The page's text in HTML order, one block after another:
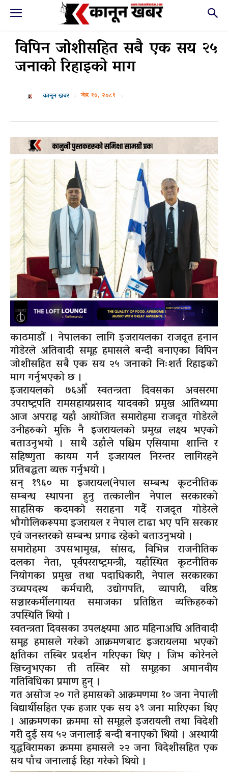
विपिन जोशीसहित सबै एक सय २५
जनाको रिहाइको माग
कानून खबर जेष्ठ १७, २०८१
काठमाडौं । नेपालका लागि इजरायलका राजदूत हनान
गोडेरले अतिवादी समूह हमासले बन्दी बनाएका विपिन
जोशीसहित सबै एक सय २५ जनाको निःशर्त रिहाइको
माग गर्नुभएको छ ।
इजरायलको ७६औँ स्वतन्त्रता दिवसका अवसरमा
उपराष्ट्रपति रामसहायप्रसाद यादवको प्रमुख आतिथ्यमा
आज अपराह्न यहाँ आयोजित समारोहमा राजदूत गोडेरले
उनीहरुको मुक्ति नै इजरायलको प्रमुख लक्ष्य भएको
बताउनुभयो । साथै उहाँले पश्चिम एसियामा शान्ति र
सहिष्णुता कायम गर्न इजरायल निरन्तर लागिरहने
प्रतिबद्धता व्यक्त गर्नुभयो ।
सन् १९६० मा इजरायल(नेपाल सम्बन्ध कूटनीतिक
सम्बन्ध स्थापना हुनु तत्कालीन नेपाल सरकारको
साहसिक कदमको सराहना गर्दै राजदूत गोडेरले
भौगोलिकरूपमा इजरायल र नेपाल टाढा भए पनि सरकार
एवं जनस्तरको सम्बन्ध प्रगाढ रहेको बताउनुभयो ।
समारोहमा उपसभामुख, सांसद, विभिन्न राजनीतिक
दलका नेता, पूर्वपरराष्ट्रमन्त्री, यहाँस्थित कूटनीतिक
नियोगका प्रमुख तथा पदाधिकारी, नेपाल सरकारका
उच्चपदस्थ कर्मचारी, उद्योगपति, व्यापारी, वरिष्ठ
सञ्चारकर्मीलगायत समाजका प्रतिष्ठित व्यक्तिहरुको
उपस्थिति थियो ।
स्वतन्त्रता दिवसका उपलक्ष्यमा आठ महिनाअघि अतिवादी
समूह हमासले गरेको आक्रमणबाट इजरायलमा भएको
क्षतिका तस्बिर प्रदर्शन गरिएका थिए । जिभ कोरेनले
खिच्नुभएका ती तस्बिर सो समूहका अमानवीय
गतिविधिका प्रमाण हुन् ।
गत असोज २० गते हमासको आक्रमणमा १० जना नेपाली
विद्यार्थीसहित एक हजार एक सय ३९ जना मारिएका थिए
। आक्रमणका क्रममा सो समूहले इजरायली तथा विदेशी
गरी दुई सय ५२ जनालाई बन्दी बनाएको थियो । अस्थायी
युद्धविरामका क्रममा हमासले २२ जना विदेशीसहित एक
सय पाँच जनालाई रिहा गरेको थियो ।